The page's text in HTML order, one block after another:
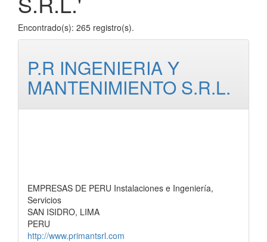
Encontrado(s): 265 registro(s).
P.R INGENIERIA Y
MANTENIMIENTO S.R.L.
EMPRESAS DE PERU Instalaciones e Ingeniería,
Servicios
SAN ISIDRO, LIMA
PERU
http://www.primantsrl.com